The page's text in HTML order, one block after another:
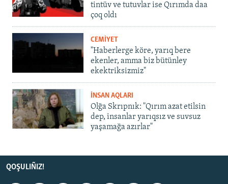
tintüv ve tutuvlar ise Qırımda daa
çoq oldı
CEMİYET
"Haberlerge köre, yarıq bere
ekenler, amma biz bütünley
ekektriksizmiz"
İNSAN AQLARI
Olğa Skrıpnık: "Qırım azat etilsin
dep, insanlar yarıqsız ve suvsuz
yaşamağa azırlar"
QOŞULIÑIZ!